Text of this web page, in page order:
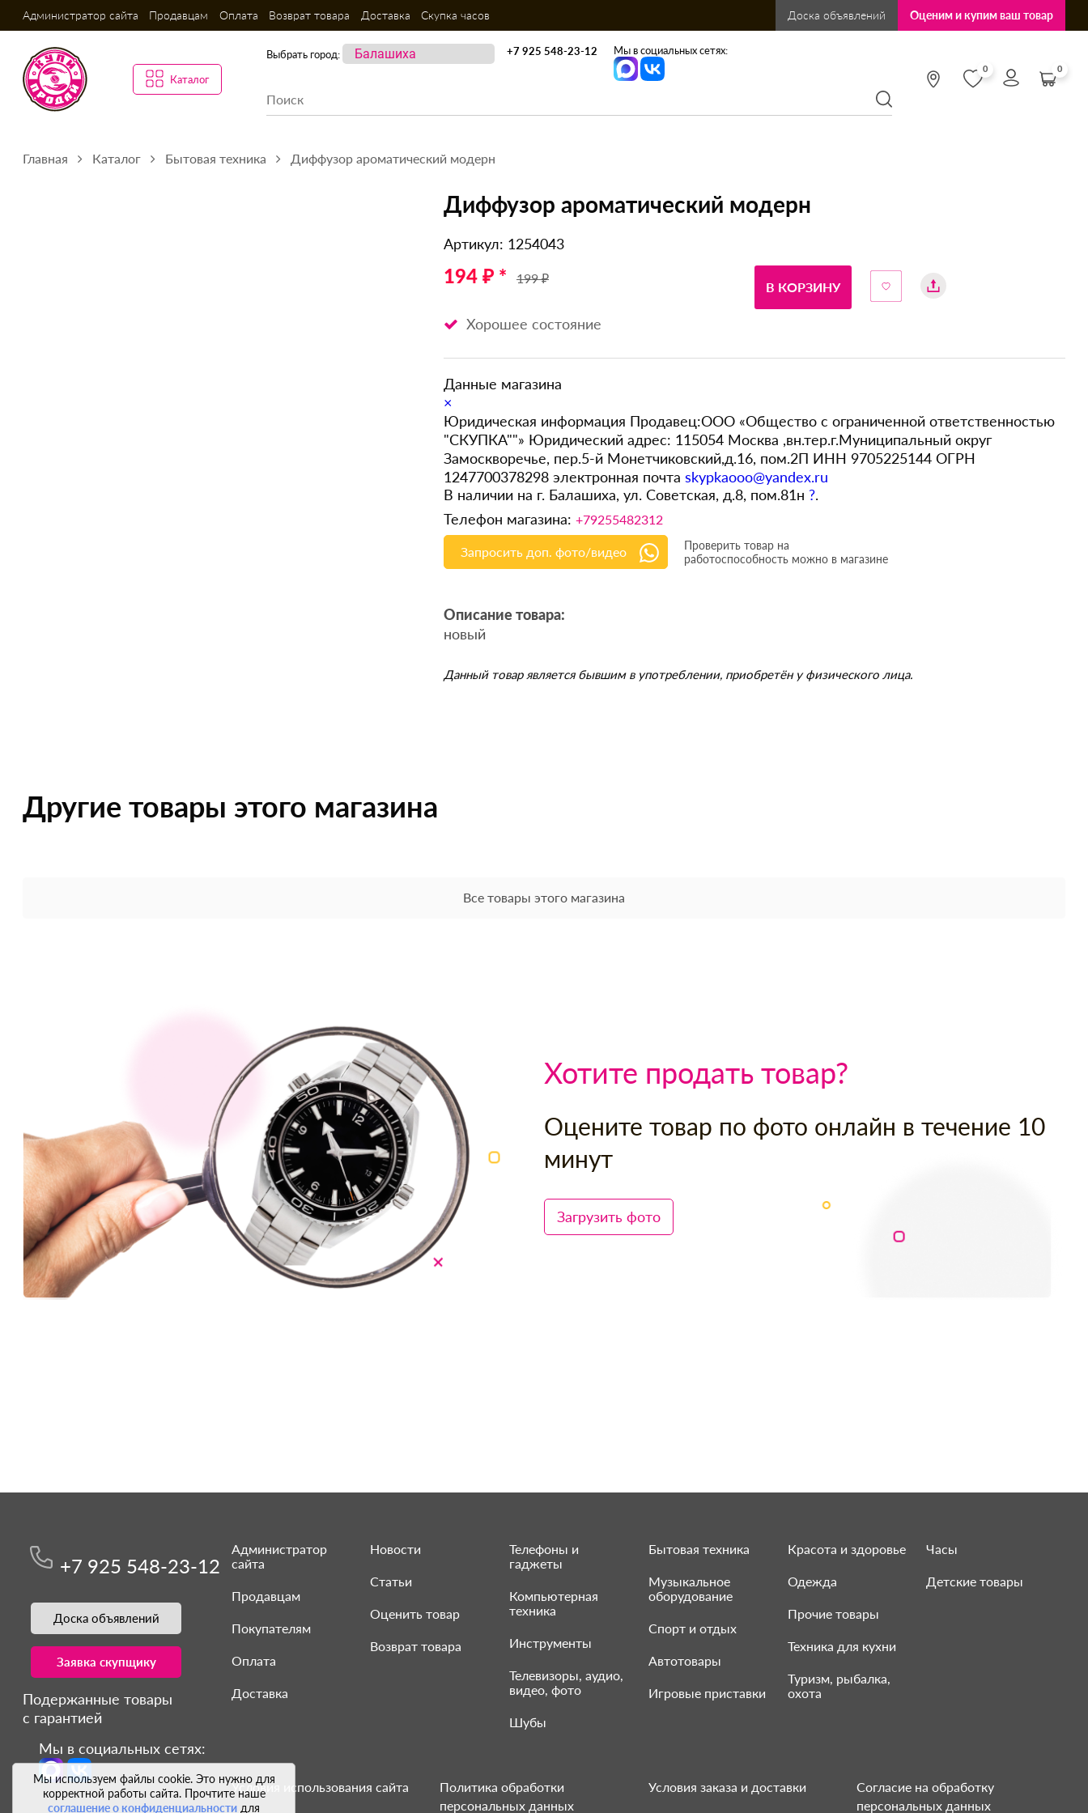
Администратор сайта Продавцам Оплата Возврат товара Доставка Скупка часов Доска объявлений Оценим и купим ваш товар
Каталог
Выбрать город: +7 925 548-23-12 Мы в социальных сетях:
0 0
Главная Каталог Бытовая техника Диффузор ароматический модерн
Диффузор ароматический модерн
Артикул: 1254043
194 ₽ * 199 ₽
Хорошее состояние
В КОРЗИНУ
Данные магазина
×
Юридическая информация Продавец:ООО «Общество с ограниченной ответственностью
"СКУПКА""» Юридический адрес: 115054 Москва ,вн.тер.г.Муниципальный округ
Замоскворечье, пер.5-й Монетчиковский,д.16, пом.2П ИНН 9705225144 ОГРН
1247700378298 электронная почта skypkaooo@yandex.ru
В наличии на г. Балашиха, ул. Советская, д.8, пом.81н ?.
Телефон магазина: +79255482312
Запросить доп. фото/видео
Проверить товар на
работоспособность можно в магазине
Описание товара:
новый
Данный товар является бывшим в употреблении, приобретён у физического лица.
Другие товары этого магазина
Все товары этого магазина
Хотите продать товар?
Оцените товар по фото онлайн в течение 10
минут
Загрузить фото
Мы используем файлы cookie. Это нужно для
корректной работы сайта. Прочтите наше
соглашение о конфиденциальности для
+7 925 548-23-12
Доска объявлений
Заявка скупщику
Подержанные товары
с гарантией
Мы в социальных сетях:
Администратор
сайта
Продавцам
Покупателям
Оплата
Доставка
Новости
Статьи
Оценить товар
Возврат товара
Телефоны и
гаджеты
Компьютерная
техника
Инструменты
Телевизоры, аудио,
видео, фото
Шубы
Бытовая техника
Музыкальное
оборудование
Спорт и отдых
Автотовары
Игровые приставки
Красота и здоровье
Одежда
Прочие товары
Техника для кухни
Туризм, рыбалка,
охота
Часы
Детские товары
Условия использования сайта
Политика обработки
персональных данных
Условия заказа и доставки
Согласие на обработку
персональных данных